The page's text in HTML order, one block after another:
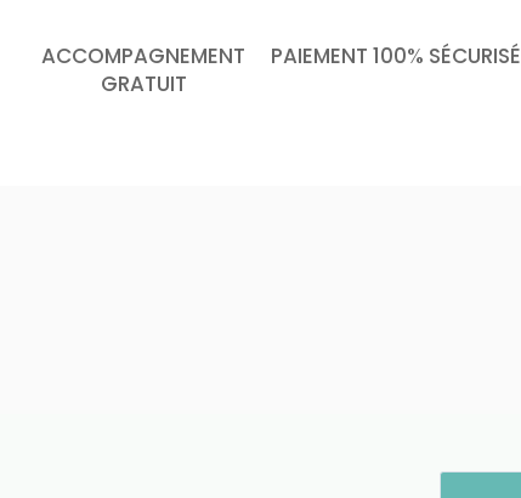
ACCOMPAGNEMENT
GRATUIT
PAIEMENT 100% SÉCURISÉ